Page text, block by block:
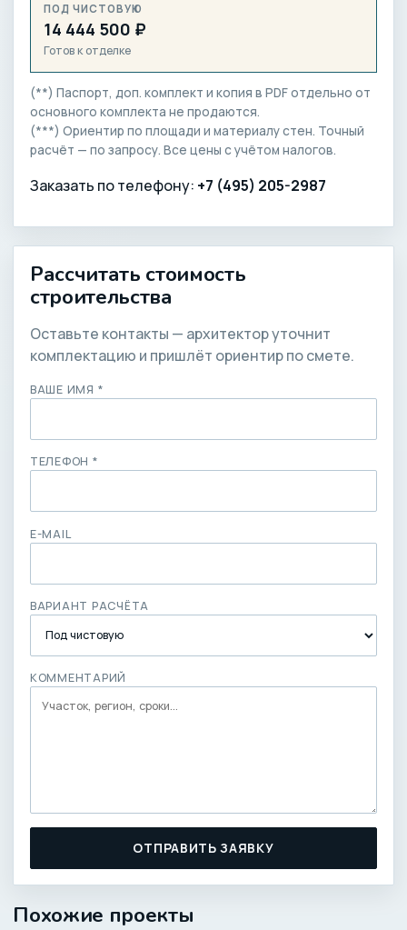
ПОД ЧИСТОВУЮ
14 444 500 ₽
Готов к отделке
(**) Паспорт, доп. комплект и копия в PDF отдельно от
основного комплекта не продаются.
(***) Ориентир по площади и материалу стен. Точный
расчёт — по запросу. Все цены с учётом налогов.
Заказать по телефону: +7 (495) 205-2987
Рассчитать стоимость
строительства
Оставьте контакты — архитектор уточнит
комплектацию и пришлёт ориентир по смете.
ВАШЕ ИМЯ *
ТЕЛЕФОН *
E-MAIL
ВАРИАНТ РАСЧЁТА
КОММЕНТАРИЙ
ОТПРАВИТЬ ЗАЯВКУ
Похожие проекты